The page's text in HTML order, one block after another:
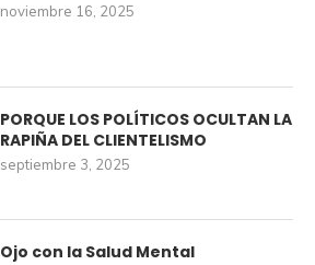
noviembre 16, 2025
PORQUE LOS POLÍTICOS OCULTAN LA
RAPIÑA DEL CLIENTELISMO
septiembre 3, 2025
Ojo con la Salud Mental